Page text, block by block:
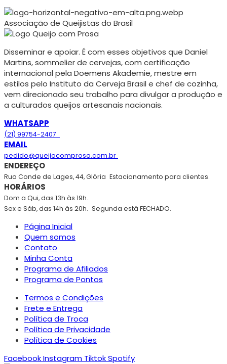
Associação de Queijistas do Brasil
Disseminar e apoiar. É com esses objetivos que Daniel
Martins, sommelier de cervejas, com certificação
internacional pela Doemens Akademie, mestre em
estilos pelo Instituto da Cerveja Brasil e chef de cozinha,
vem direcionado seu trabalho para divulgar a produção e
a culturados queijos artesanais nacionais.
WHATSAPP
(21) 99754-2407
EMAIL
pedido@queijocomprosa.com.br
ENDEREÇO
Rua Conde de Lages, 44, Glória Estacionamento para clientes.
HORÁRIOS
Dom a Qui, das 13h às 19h.
Sex e Sáb, das 14h às 20h. Segunda está FECHADO.
Página Inicial
Quem somos
Contato
Minha Conta
Programa de Afiliados
Programa de Pontos
Termos e Condições
Frete e Entrega
Política de Troca
Política de Privacidade
Política de Cookies
FacebookInstagram TiktokSpotify